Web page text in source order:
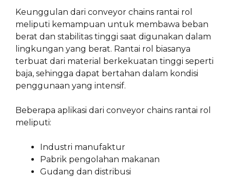
Keunggulan dari conveyor chains rantai rol
meliputi kemampuan untuk membawa beban
berat dan stabilitas tinggi saat digunakan dalam
lingkungan yang berat. Rantai rol biasanya
terbuat dari material berkekuatan tinggi seperti
baja, sehingga dapat bertahan dalam kondisi
penggunaan yang intensif.
Beberapa aplikasi dari conveyor chains rantai rol
meliputi:
Industri manufaktur
Pabrik pengolahan makanan
Gudang dan distribusi